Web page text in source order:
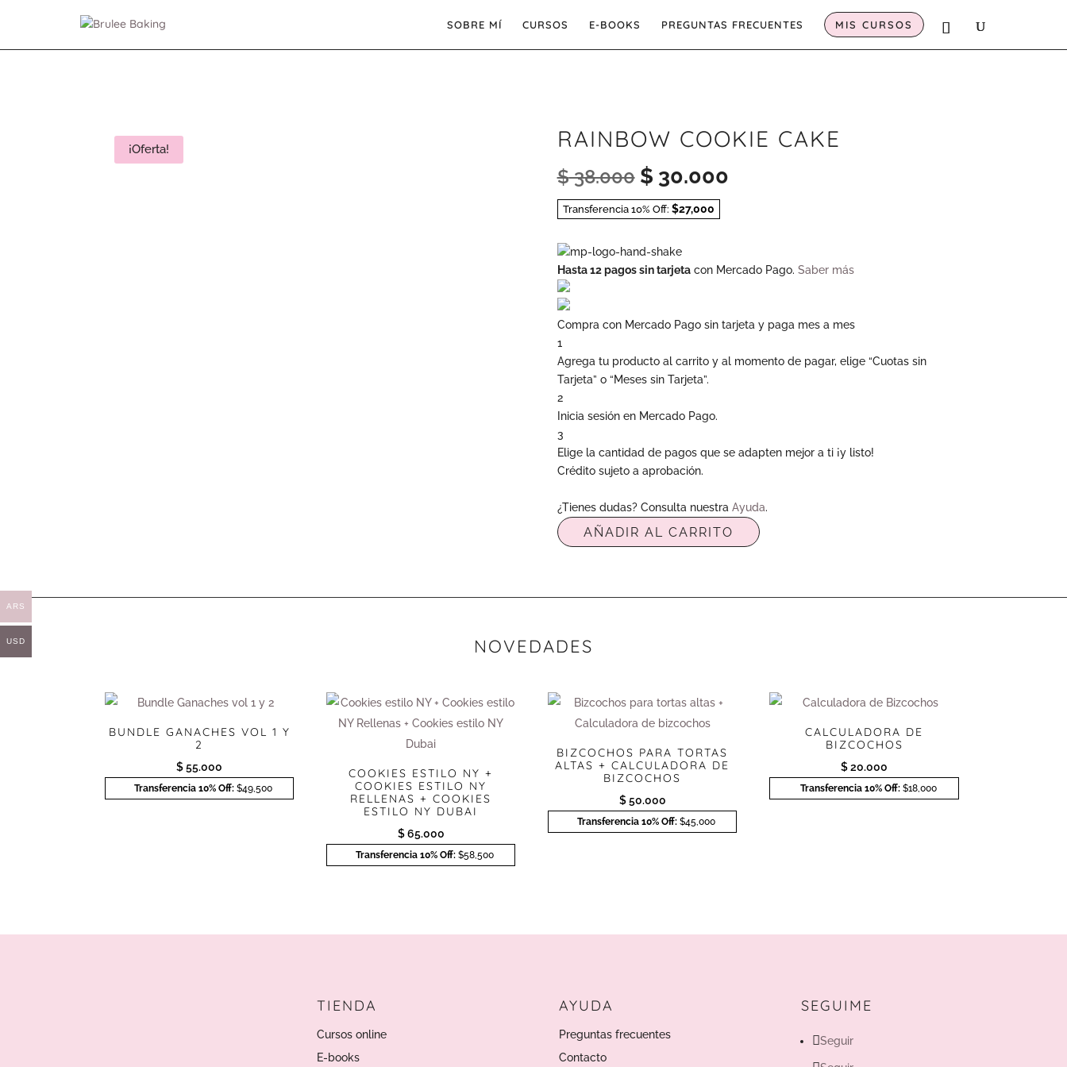
SOBRE MÍ CURSOS E-BOOKS PREGUNTAS FRECUENTES MIS CURSOS
¡Oferta! RAINBOW COOKIE CAKE
$38.000 El
precio
original
era:
$ 38.000.
$ 30.000El
$ 30.000.
Transferencia 10% Off: $27,000
Hasta 12 pagos sin tarjetacon Mercado Pago. Saber más
Compra con Mercado Pago sin tarjeta y paga mes a mes
1
Agrega tu producto al carrito y al momento de pagar, elige “Cuotas sin
Tarjeta” o “Meses sin Tarjeta”.
2
Inicia sesión en Mercado Pago.
3
Elige la cantidad de pagos que se adapten mejor a ti ¡y listo!
Crédito sujeto a aprobación.
¿Tienes dudas? Consulta nuestra Ayuda.
AÑADIR AL CARRITO
NOVEDADES
BUNDLE GANACHES VOL 1 Y
2
$55.000
Transferencia 10% Off:$49,500
COOKIES ESTILO NY +
COOKIES ESTILO NY
RELLENAS + COOKIES
ESTILO NY DUBAI
$65.000
Transferencia 10% Off:$58,500
BIZCOCHOS PARA TORTAS
ALTAS + CALCULADORA DE
BIZCOCHOS
$50.000
Transferencia 10% Off:$45,000
CALCULADORA DE
BIZCOCHOS
$20.000
Transferencia 10% Off: $18,000
TIENDA
Cursos online
E-books
AYUDA
Preguntas frecuentes
Contacto
SEGUIME
Seguir
ARS
USD